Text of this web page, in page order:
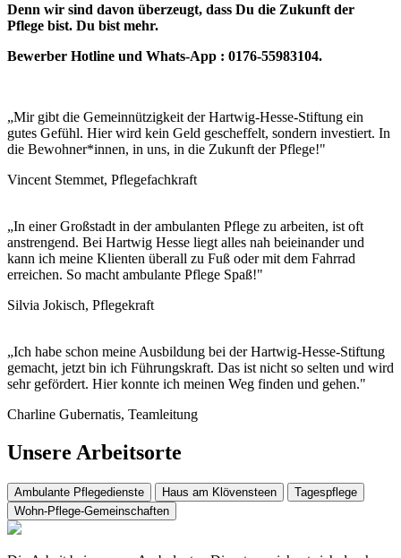
Denn wir sind davon überzeugt, dass Du die Zukunft der
Pflege bist. Du bist mehr.
Bewerber Hotline und Whats-App : 0176-55983104.
„Mir gibt die Gemeinnützigkeit der Hartwig-Hesse-Stiftung ein
gutes Gefühl. Hier wird kein Geld gescheffelt, sondern investiert. In
die Bewohner*innen, in uns, in die Zukunft der Pflege!"
Vincent Stemmet, Pflegefachkraft
„In einer Großstadt in der ambulanten Pflege zu arbeiten, ist oft
anstrengend. Bei Hartwig Hesse liegt alles nah beieinander und
kann ich meine Klienten überall zu Fuß oder mit dem Fahrrad
erreichen. So macht ambulante Pflege Spaß!"
Silvia Jokisch, Pflegekraft
„Ich habe schon meine Ausbildung bei der Hartwig-Hesse-Stiftung
gemacht, jetzt bin ich Führungskraft. Das ist nicht so selten und wird
sehr gefördert. Hier konnte ich meinen Weg finden und gehen."
Charline Gubernatis, Teamleitung
Unsere Arbeitsorte
Ambulante Pflegedienste Haus am Klövensteen
Tagespflege
Wohn-Pflege-Gemeinschaften